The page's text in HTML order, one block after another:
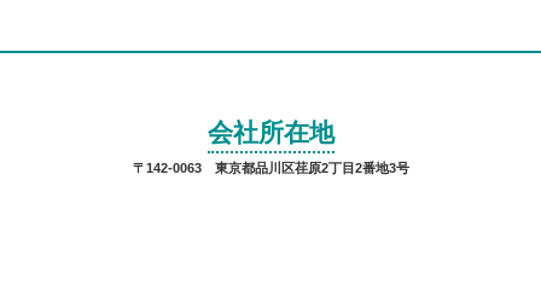
会社所在地
〒142-0063 東京都品川区荏原2丁目2番地3号